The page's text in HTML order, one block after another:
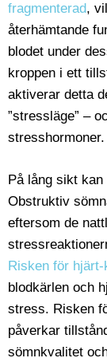
fragmenterad,
återhämtande
blodet under
kroppen i ett
aktiverar detta
”stressläge” –
stresshormoner.
På lång sikt
Obstruktiv
eftersom de
Risken för
blodkärlen och
stress. Risken
påverkar
sömnkvalitet